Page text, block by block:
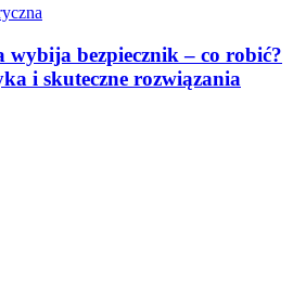
bezpiecznik – co robić?
i skuteczne rozwiązania